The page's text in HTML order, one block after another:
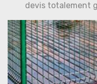
devis totalement